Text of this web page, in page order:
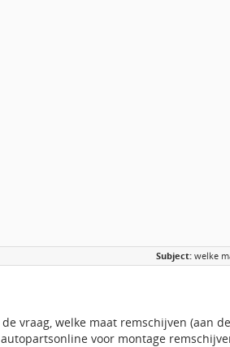
Subject: welke
vraag, welke maat remschijven (aan
voor montage